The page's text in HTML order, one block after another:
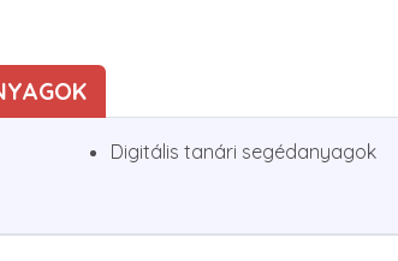
Digitális tanári segédanyagok